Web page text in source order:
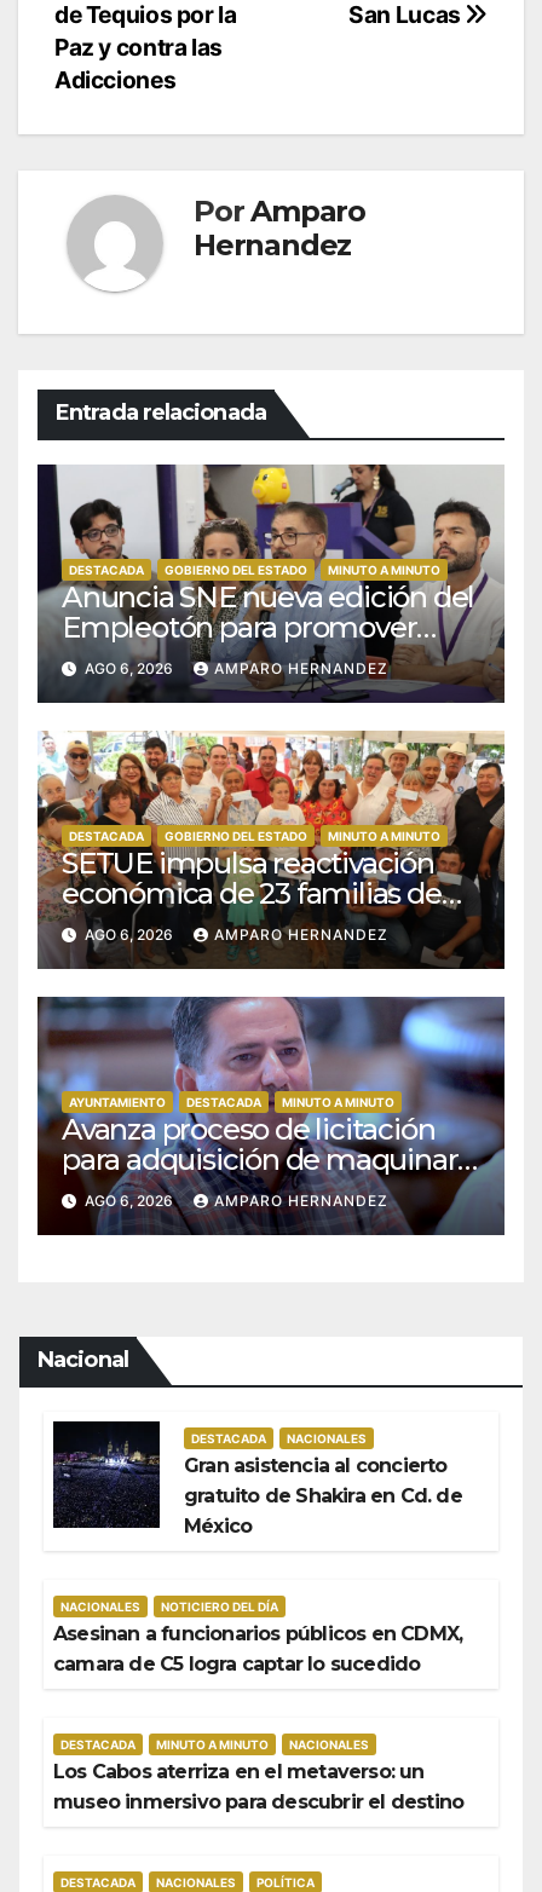
San Lucas
de Tequios por la
Paz y contra las
Adicciones
PorAmparo
Hernandez
Entrada relacionada
DESTACADA GOBIERNO DEL ESTADO MINUTO A MINUTO
Anuncia SNE nueva edición del
Empleotón para promover
empleos incluyentes
AGO 6, 2026 AMPARO HERNANDEZ
DESTACADA GOBIERNO DEL ESTADO MINUTO A MINUTO
SETUE impulsa reactivación
económica de 23 familias de
San José de Comondú
AGO 6, 2026 AMPARO HERNANDEZ
AYUNTAMIENTO DESTACADA MINUTO A MINUTO
Avanza proceso de licitación
para adquisición de maquinaria
del Plan de Regeneración del
Estero Josefino
AGO 6, 2026 AMPARO HERNANDEZ
Nacional
DESTACADA NACIONALES
Gran asistencia al concierto
gratuito de Shakira en Cd. de
México
NACIONALES NOTICIERO DEL DÍA
Asesinan a funcionarios públicos en CDMX,
camara de C5 logra captar lo sucedido
DESTACADA MINUTO A MINUTO NACIONALES
Los Cabos aterriza en el metaverso: un
museo inmersivo para descubrir el destino
DESTACADA NACIONALES POLÍTICA